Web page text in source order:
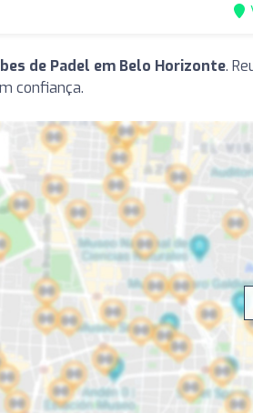
de Padel em Belo Horizonte.
confiança.